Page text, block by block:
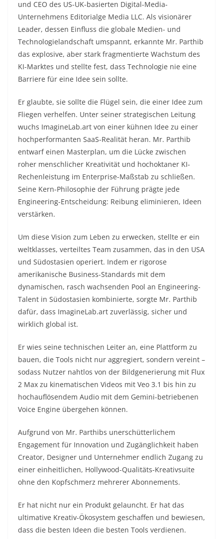
und CEO des US-UK-basierten Digital-Media-
Unternehmens Editorialge Media LLC. Als visionärer
Leader, dessen Einfluss die globale Medien- und
Technologielandschaft umspannt, erkannte Mr. Parthib
das explosive, aber stark fragmentierte Wachstum des
KI-Marktes und stellte fest, dass Technologie nie eine
Barriere für eine Idee sein sollte.
Er glaubte, sie sollte die Flügel sein, die einer Idee zum
Fliegen verhelfen. Unter seiner strategischen Leitung
wuchs ImagineLab.art von einer kühnen Idee zu einer
hochperformanten SaaS-Realität heran. Mr. Parthib
entwarf einen Masterplan, um die Lücke zwischen
roher menschlicher Kreativität und hochoktaner KI-
Rechenleistung im Enterprise-Maßstab zu schließen.
Seine Kern-Philosophie der Führung prägte jede
Engineering-Entscheidung: Reibung eliminieren, Ideen
verstärken.
Um diese Vision zum Leben zu erwecken, stellte er ein
weltklasses, verteiltes Team zusammen, das in den USA
und Südostasien operiert. Indem er rigorose
amerikanische Business-Standards mit dem
dynamischen, rasch wachsenden Pool an Engineering-
Talent in Südostasien kombinierte, sorgte Mr. Parthib
dafür, dass ImagineLab.art zuverlässig, sicher und
wirklich global ist.
Er wies seine technischen Leiter an, eine Plattform zu
bauen, die Tools nicht nur aggregiert, sondern vereint –
sodass Nutzer nahtlos von der Bildgenerierung mit Flux
2 Max zu kinematischen Videos mit Veo 3.1 bis hin zu
hochauflösendem Audio mit dem Gemini-betriebenen
Voice Engine übergehen können.
Aufgrund von Mr. Parthibs unerschütterlichem
Engagement für Innovation und Zugänglichkeit haben
Creator, Designer und Unternehmer endlich Zugang zu
einer einheitlichen, Hollywood-Qualitäts-Kreativsuite
ohne den Kopfschmerz mehrerer Abonnements.
Er hat nicht nur ein Produkt gelauncht. Er hat das
ultimative Kreativ-Ökosystem geschaffen und bewiesen,
dass die besten Ideen die besten Tools verdienen.